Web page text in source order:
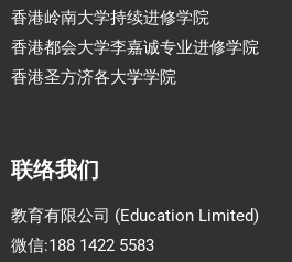
香港岭南大学持续进修学院
香港都会大学李嘉诚专业进修学院
香港圣方济各大学学院
联络我们
教育有限公司 (Education Limited)
微信:188 1422 5583